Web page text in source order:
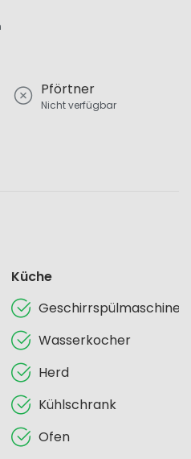
Pförtner
Nicht verfügbar
Küche
Geschirrspülmaschine
Wasserkocher
Herd
Kühlschrank
Ofen